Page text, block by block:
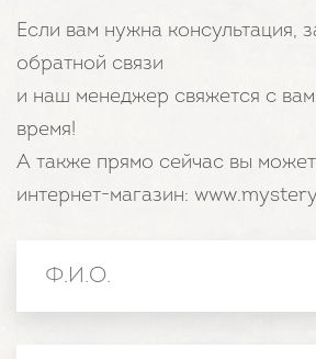
Если вам нужна консультация,
обратной связи
и наш менеджер свяжется с
время!
А также прямо сейчас вы
интернет-магазин: